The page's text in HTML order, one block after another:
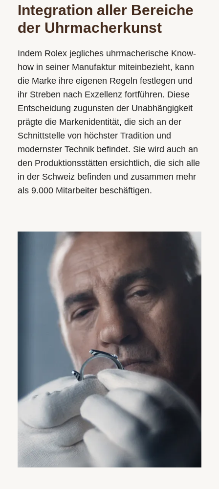
Integration aller Bereiche
der Uhrmacherkunst
Indem Rolex jegliches uhrmacherische Know-
how in seiner Manufaktur miteinbezieht, kann
die Marke ihre eigenen Regeln festlegen und
ihr Streben nach Exzellenz fortführen. Diese
Entscheidung zugunsten der Unabhängigkeit
prägte die Markenidentität, die sich an der
Schnittstelle von höchster Tradition und
modernster Technik befindet. Sie wird auch an
den Produktionsstätten ersichtlich, die sich alle
in der Schweiz befinden und zusammen mehr
als 9.000 Mitarbeiter beschäftigen.